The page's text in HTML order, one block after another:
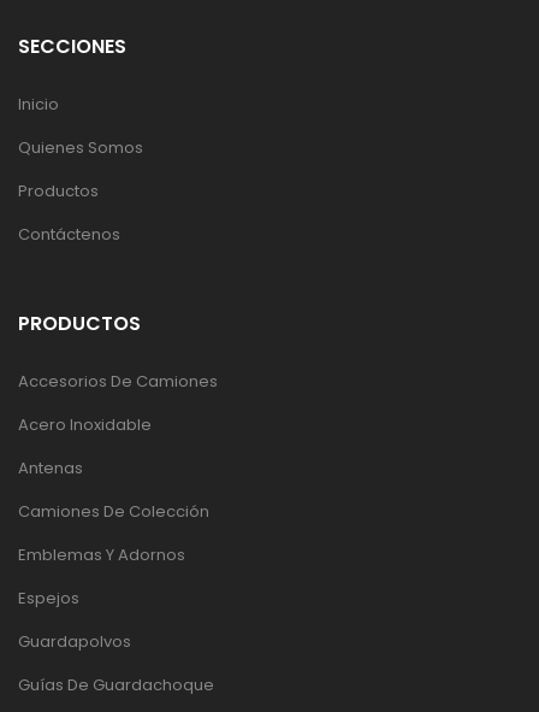
SECCIONES
Inicio
Quienes Somos
Productos
Contáctenos
PRODUCTOS
Accesorios De Camiones
Acero Inoxidable
Antenas
Camiones De Colección
Emblemas Y Adornos
Espejos
Guardapolvos
Guías De Guardachoque